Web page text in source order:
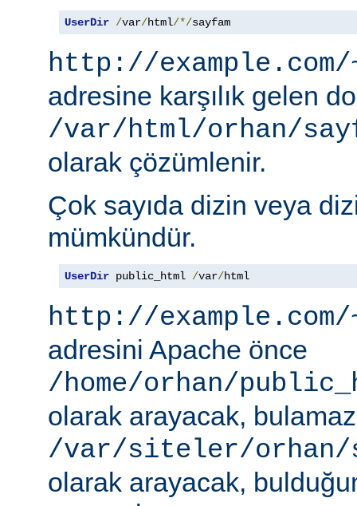
UserDir /var/html/*/sayfam
http://example.com/
adresine karşılık gelen
/var/html/orhan/
olarak çözümlenir.
Çok sayıda dizin veya
mümkündür.
UserDir public_html /var/html
http://example.com/
adresini Apache önce
/home/orhan/
olarak arayacak,
/var/siteler/orhan/
olarak arayacak,